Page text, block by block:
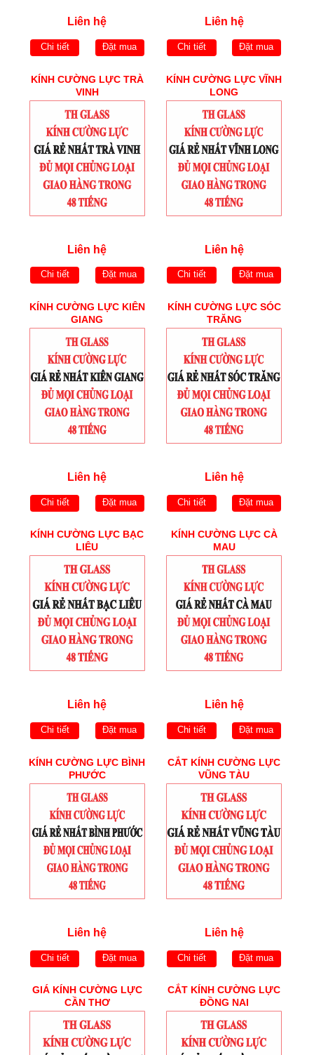
Liên hệ
Chi tiết Đặt mua
Liên hệ
Chi tiết Đặt mua
KÍNH CƯỜNG LỰC TRÀ
VINH
Liên hệ
Chi tiết Đặt mua
KÍNH CƯỜNG LỰC VĨNH
LONG
Liên hệ
Chi tiết Đặt mua
KÍNH CƯỜNG LỰC KIÊN
GIANG
Liên hệ
Chi tiết Đặt mua
KÍNH CƯỜNG LỰC SÓC
TRĂNG
Liên hệ
Chi tiết Đặt mua
KÍNH CƯỜNG LỰC BẠC
LIÊU
Liên hệ
Chi tiết Đặt mua
KÍNH CƯỜNG LỰC CÀ
MAU
Liên hệ
Chi tiết Đặt mua
KÍNH CƯỜNG LỰC BÌNH
PHƯỚC
Liên hệ
Chi tiết Đặt mua
CẮT KÍNH CƯỜNG LỰC
VŨNG TÀU
Liên hệ
Chi tiết Đặt mua
GIÁ KÍNH CƯỜNG LỰC
CẦN THƠ
CẮT KÍNH CƯỜNG LỰC
ĐỒNG NAI